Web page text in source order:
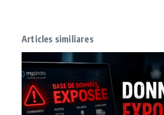
Articles similiares